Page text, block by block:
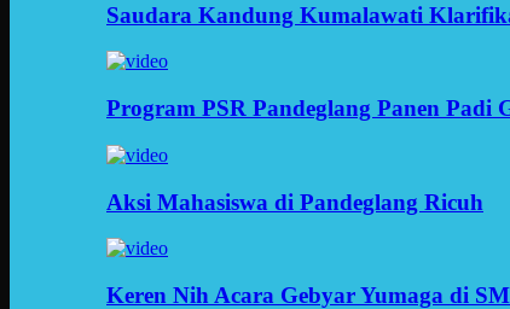
Saudara Kandung Kumalawati
Program PSR Pandeglang Panen
Aksi Mahasiswa di Pandeglang Ricuh
Keren Nih Acara Gebyar Yumaga di